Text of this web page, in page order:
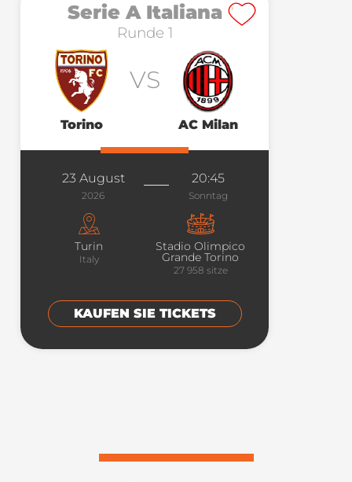
Serie A Italiana
Runde 1
Torino
VS
AC Milan
23 August
2026
20:45
Sonntag
Turin
Italy
Stadio Olimpico
Grande Torino
27 958 sitze
KAUFEN SIE TICKETS